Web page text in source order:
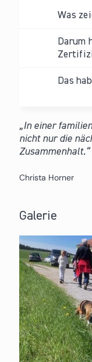
Was
Darum
Das
In einer
nicht nur die
Zusammenhalt.
Christa Horner
Galerie